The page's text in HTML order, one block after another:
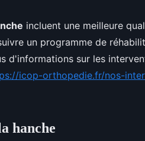
incluent une meilleure
un programme de
d'informations sur les
icop-orthopedie.fr/nos-
hanche